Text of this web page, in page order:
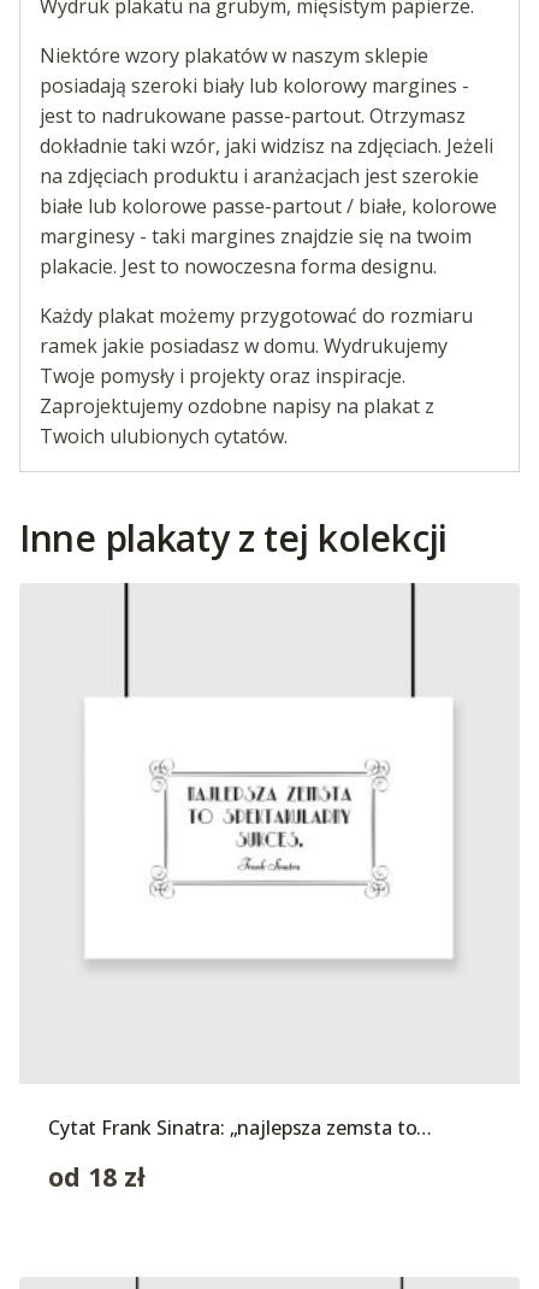
Wydruk plakatu na grubym, mięsistym papierze.
Niektóre wzory plakatów w naszym sklepie
posiadają szeroki biały lub kolorowy margines -
jest to nadrukowane passe-partout. Otrzymasz
dokładnie taki wzór, jaki widzisz na zdjęciach. Jeżeli
na zdjęciach produktu i aranżacjach jest szerokie
białe lub kolorowe passe-partout / białe, kolorowe
marginesy - taki margines znajdzie się na twoim
plakacie. Jest to nowoczesna forma designu.
Każdy plakat możemy przygotować do rozmiaru
ramek jakie posiadasz w domu. Wydrukujemy
Twoje pomysły i projekty oraz inspiracje.
Zaprojektujemy ozdobne napisy na plakat z
Twoich ulubionych cytatów.
Inne plakaty z tej kolekcji
Cytat Frank Sinatra: „najlepsza zemsta to…
od 18 zł